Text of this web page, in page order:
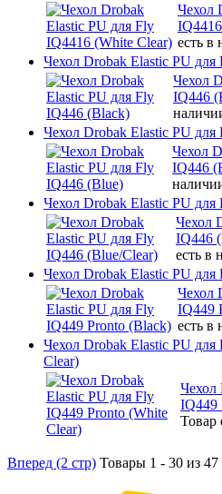
Чехол
есть в
Чехол Drobak Elastic PU
Чехол
IQ446
Чехол Drobak Elastic PU
Чехол
IQ446
Чехол Drobak Elastic PU
Чехол
IQ446
есть в
Чехол Drobak Elastic PU
Чехол
IQ449
есть в
Чехол Drobak Elastic PU
Clear)
Чехол
IQ449
Товар
Вперед (2 стр) Товары 1 - 30 из 47